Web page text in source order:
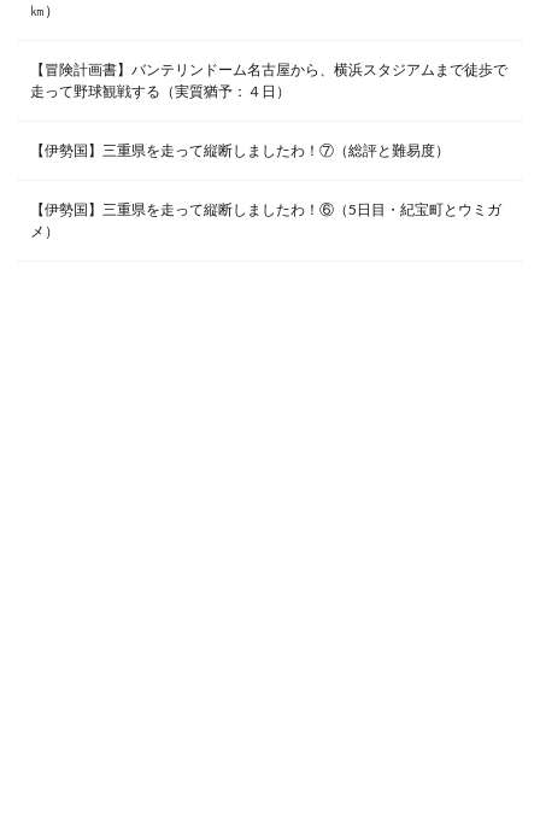
㎞）
【冒険計画書】バンテリンドーム名古屋から、横浜スタジアムまで徒歩で
走って野球観戦する（実質猶予：４日）
【伊勢国】三重県を走って縦断しましたわ！⑦（総評と難易度）
【伊勢国】三重県を走って縦断しましたわ！⑥（5日目・紀宝町とウミガ
メ）